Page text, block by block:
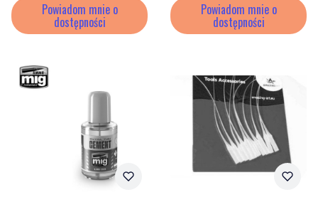
Powiadom mnie o
dostępności
Powiadom mnie o
dostępności